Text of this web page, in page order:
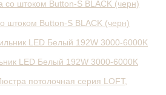
штоком Button-S BLACK (черн)
LED Белый 192W 3000-6000K